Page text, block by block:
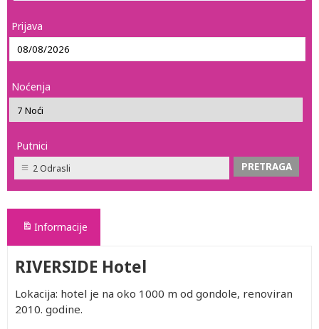
Prijava
Noćenja
Putnici
2 Odrasli
Informacije
RIVERSIDE Hotel
Lokacija: hotel je na oko 1000 m od gondole, renoviran
2010. godine.